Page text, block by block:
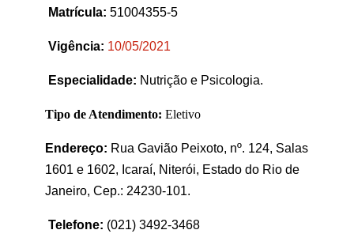
Matrícula: 51004355-5
Vigência: 10/05/2021
Especialidade: Nutrição e Psicologia.
Tipo de Atendimento: Eletivo
Endereço: Rua Gavião Peixoto, nº. 124, Salas
1601 e 1602, Icaraí, Niterói, Estado do Rio de
Janeiro, Cep.: 24230-101.
Telefone: (021) 3492-3468